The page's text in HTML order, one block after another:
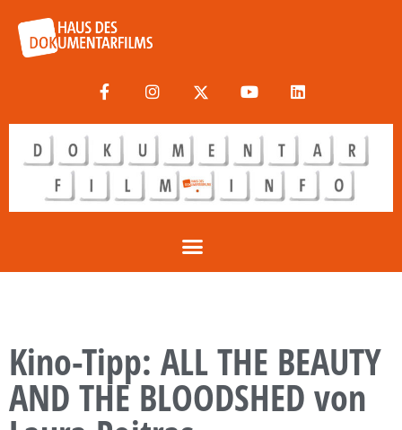
Kino-Tipp: ALL THE BEAUTY
AND THE BLOODSHED von